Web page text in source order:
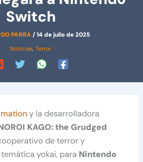
Switch
PARRA/14 de julio de 2025
Noticias,Terror
y la desarrolladora
KAGO: the Grudged
de terror y
yokai, para Nintendo